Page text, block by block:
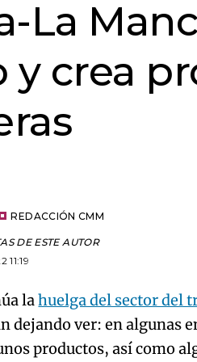
La
y crea
REDACCIÓN CMM
DE ESTE AUTOR
11:19
lahuelga del sector del
dejando ver: en algunas
productos, así como